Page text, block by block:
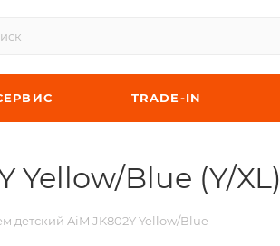
TRADE-IN
Yellow/Blue (Y/XL)
детский AiM JK802Y Yellow/Blue